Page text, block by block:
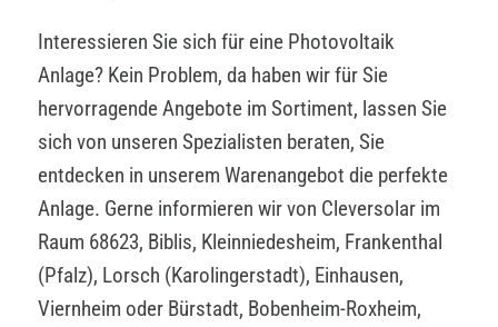
Interessieren Sie sich für eine Photovoltaik
Anlage? Kein Problem, da haben wir für Sie
hervorragende Angebote im Sortiment, lassen Sie
sich von unseren Spezialisten beraten, Sie
entdecken in unserem Warenangebot die perfekte
Anlage. Gerne informieren wir von Cleversolar im
Raum 68623, Biblis, Kleinniedesheim, Frankenthal
(Pfalz), Lorsch (Karolingerstadt), Einhausen,
Viernheim oder Bürstadt, Bobenheim-Roxheim,